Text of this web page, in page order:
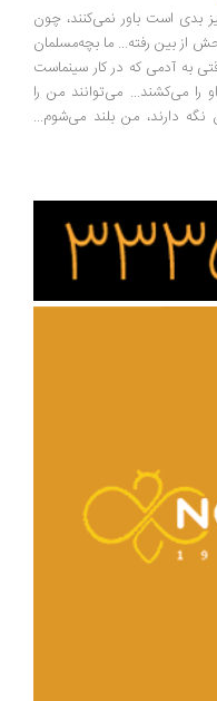
بدی است باور نمی‌کنند، چون
از بین رفته... ما بچه‌مسلمان
به آدمی که در کار سینماست
را می‌کشند... می‌توانند من را
نگه دارند، من بلند می‌شوم...